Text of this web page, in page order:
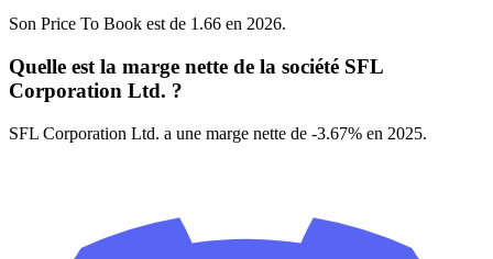
Son Price To Book est de 1.66 en 2026.
Quelle est la marge nette de la société SFL
Corporation Ltd. ?
SFL Corporation Ltd. a une marge nette de -3.67% en 2025.